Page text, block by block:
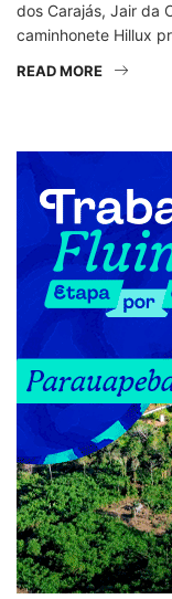
dos Carajás, Jair da
caminhonete Hillux
READ MORE